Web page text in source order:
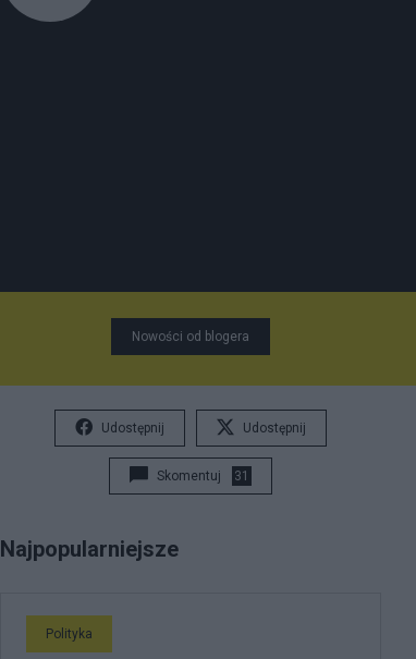
Nowości od blogera
Udostępnij Udostępnij
Skomentuj 31
Najpopularniejsze
Polityka